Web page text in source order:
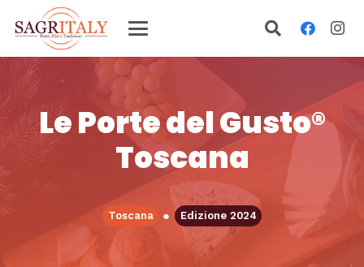
Le Porte del Gusto®
Toscana
Toscana ● Edizione 2024